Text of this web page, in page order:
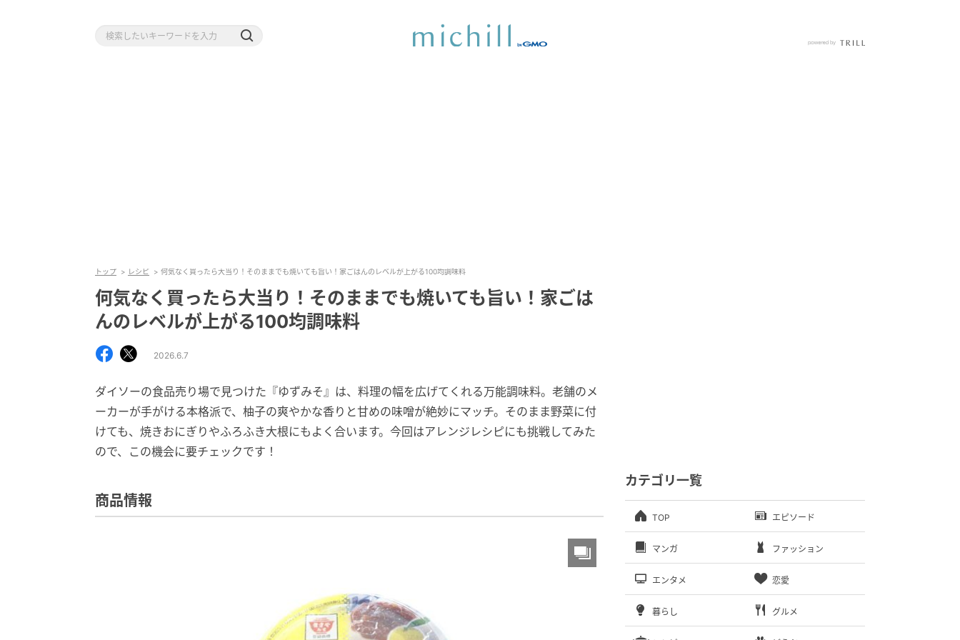
トップ レシピ 何気なく買ったら大当り！そのままでも焼いても旨い！家ごはんのレベルが上がる100均調味料
何気なく買ったら大当り！そのままでも焼いても旨い！家ごは
んのレベルが上がる100均調味料
2026.6.7
ダイソーの食品売り場で見つけた『ゆずみそ』は、料理の幅を広げてくれる万能調味料。老舗のメ
ーカーが手がける本格派で、柚子の爽やかな香りと甘めの味噌が絶妙にマッチ。そのまま野菜に付
けても、焼きおにぎりやふろふき大根にもよく合います。今回はアレンジレシピにも挑戦してみた
ので、この機会に要チェックです！
商品情報
カテゴリ一覧
TOP エピソード
マンガ ファッション
エンタメ 恋愛
暮らし グルメ